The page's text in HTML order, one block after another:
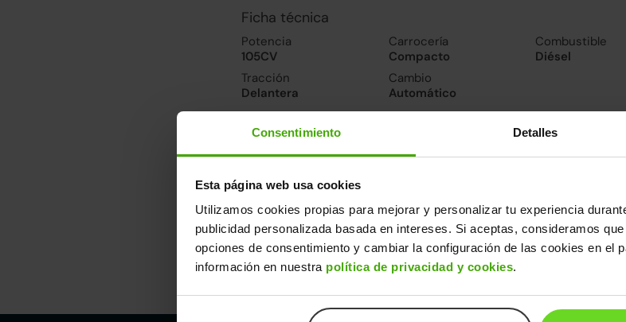
Consentimiento Detalles
Esta página web usa cookies
Utilizamos cookies propias para mejorar y personalizar tu experiencia
publicidad personalizada basada en intereses. Si aceptas, consideramos
opciones de consentimiento y cambiar la configuración de las cookies en el
información en nuestra política de privacidad y cookies.
Ficha técnica
Potencia
105CV
Carrocería
Compacto
Combustible
Diésel
Tracción
Delantera
Cambio
Automático
Prestaciones, consumo y emisiones
190km/h
Consumo urbano
4.7l/100
Consumo carretera
3.4l/100
Dimensiones y otros datos
Largo
Ancho
1,82m
Alto
1,46m
Peso
1.301kg